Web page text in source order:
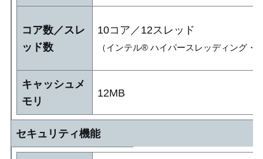
コア数／スレ
ッド数
10コア／12スレッド
（インテル® ハイパースレッディング・
キャッシュメ
モリ
12MB
セキュリティ機能